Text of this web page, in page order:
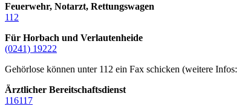
Feuerwehr, Notarzt, Rettungswagen
112
Für Horbach und Verlautenheide
(0241) 19222
Gehörlose können unter 112 ein Fax schicken (weitere Infos:
Ärztlicher Bereitschaftsdienst
116117